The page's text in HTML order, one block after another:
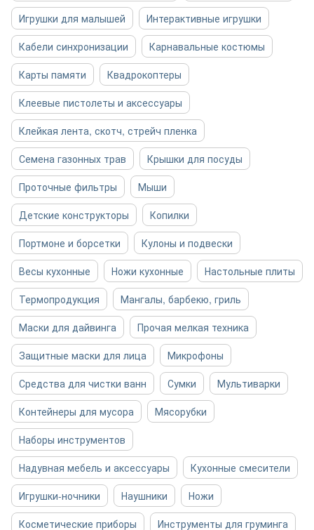
Игрушки для малышей
Интерактивные игрушки
Кабели синхронизации
Карнавальные костюмы
Карты памяти
Квадрокоптеры
Клеевые пистолеты и аксессуары
Клейкая лента, скотч, стрейч пленка
Семена газонных трав
Крышки для посуды
Проточные фильтры
Мыши
Детские конструкторы
Копилки
Портмоне и борсетки
Кулоны и подвески
Весы кухонные
Ножи кухонные
Настольные плиты
Термопродукция
Мангалы, барбекю, гриль
Маски для дайвинга
Прочая мелкая техника
Защитные маски для лица
Микрофоны
Средства для чистки ванн
Сумки
Мультиварки
Контейнеры для мусора
Мясорубки
Наборы инструментов
Надувная мебель и аксессуары
Кухонные смесители
Игрушки-ночники
Наушники
Ножи
Косметические приборы
Инструменты для груминга